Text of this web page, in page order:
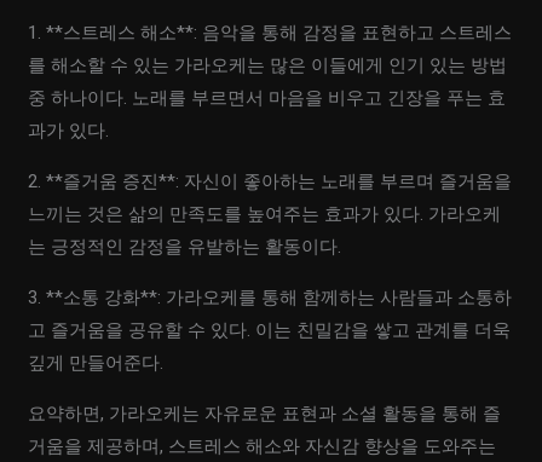
1. **스트레스 해소**: 음악을 통해 감정을 표현하고 스트레스
를 해소할 수 있는 가라오케는 많은 이들에게 인기 있는 방법
중 하나이다. 노래를 부르면서 마음을 비우고 긴장을 푸는 효
과가 있다.
2. **즐거움 증진**: 자신이 좋아하는 노래를 부르며 즐거움을
느끼는 것은 삶의 만족도를 높여주는 효과가 있다. 가라오케
는 긍정적인 감정을 유발하는 활동이다.
3. **소통 강화**: 가라오케를 통해 함께하는 사람들과 소통하
고 즐거움을 공유할 수 있다. 이는 친밀감을 쌓고 관계를 더욱
깊게 만들어준다.
요약하면, 가라오케는 자유로운 표현과 소셜 활동을 통해 즐
거움을 제공하며, 스트레스 해소와 자신감 향상을 도와주는